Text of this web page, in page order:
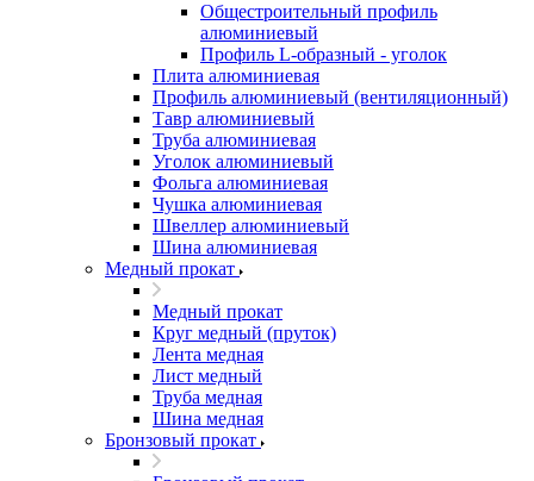
Общестроительный профиль
алюминиевый
Профиль L-образный - уголок
Плита алюминиевая
Профиль алюминиевый (вентиляционный)
Тавр алюминиевый
Труба алюминиевая
Уголок алюминиевый
Фольга алюминиевая
Чушка алюминиевая
Швеллер алюминиевый
Шина алюминиевая
Медный прокат
Медный прокат
Круг медный (пруток)
Лента медная
Лист медный
Труба медная
Шина медная
Бронзовый прокат